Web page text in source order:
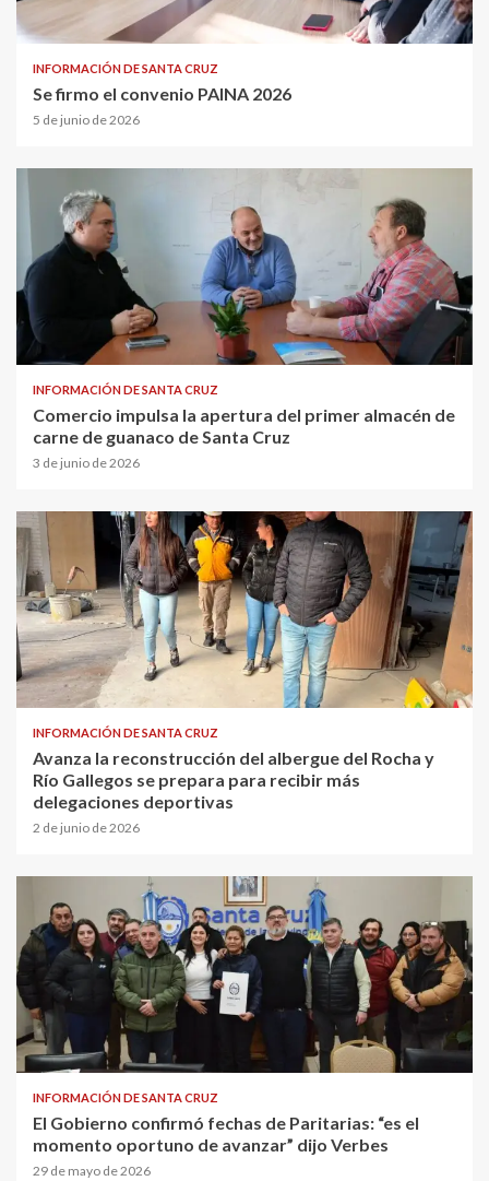
INFORMACIÓN DE SANTA CRUZ
Se firmo el convenio PAINA 2026
5 de junio de 2026
INFORMACIÓN DE SANTA CRUZ
Comercio impulsa la apertura del primer almacén de
carne de guanaco de Santa Cruz
3 de junio de 2026
INFORMACIÓN DE SANTA CRUZ
Avanza la reconstrucción del albergue del Rocha y
Río Gallegos se prepara para recibir más
delegaciones deportivas
2 de junio de 2026
INFORMACIÓN DE SANTA CRUZ
El Gobierno confirmó fechas de Paritarias: “es el
momento oportuno de avanzar” dijo Verbes
29 de mayo de 2026